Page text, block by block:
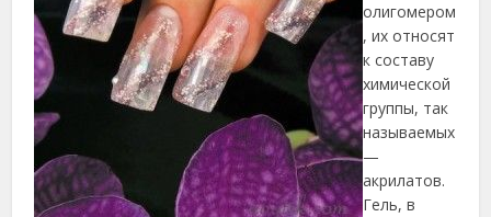
олигомером
, их относят
к составу
химической
группы, так
называемых
—
акрилатов.
Гель, в